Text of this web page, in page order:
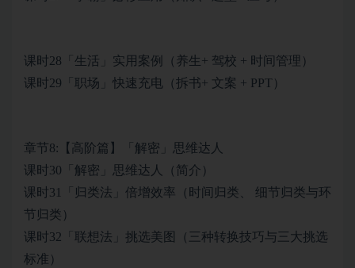
课时28「生活」实用案例（养生+ 驾校 + 时间管理）
课时29「职场」快速充电（拆书+ 文案 + PPT）
章节8:【高阶篇】「解密」思维达人
课时30「解密」思维达人（简介）
课时31「归类法」倍增效率（时间归类、 细节归类与环
节归类）
课时32「联想法」挑选美图（三种转换技巧与三大挑选
标准）